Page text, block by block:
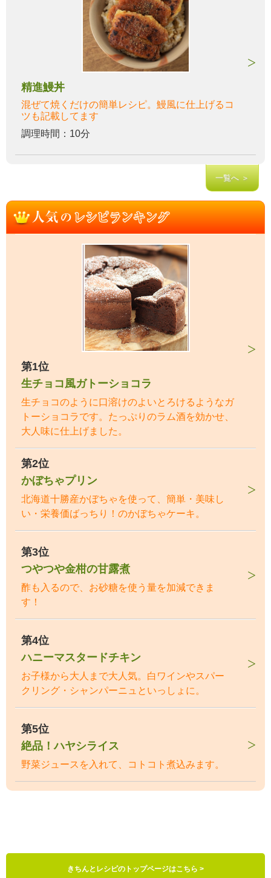
精進鰻丼
混ぜて焼くだけの簡単レシピ。鰻風に仕上げるコ
ツも記載してます
調理時間：10分
一覧へ ＞
第1位
生チョコ風ガトーショコラ
生チョコのように口溶けのよいとろけるようなガ
トーショコラです。たっぷりのラム酒を効かせ、
大人味に仕上げました。
第2位
かぼちゃプリン
北海道十勝産かぼちゃを使って、簡単・美味し
い・栄養価ばっちり！のかぼちゃケーキ。
第3位
つやつや金柑の甘露煮
酢も入るので、お砂糖を使う量を加減できま
す！
第4位
ハニーマスタードチキン
お子様から大人まで大人気。白ワインやスパー
クリング・シャンパーニュといっしょに。
第5位
絶品！ハヤシライス
野菜ジュースを入れて、コトコト煮込みます。
きちんとレシピのトップページはこちら >